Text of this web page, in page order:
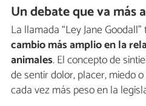
Un debate que va más
La llamada “Ley Jane
cambio más amplio en la
animales. El concepto de
de sentir dolor, placer, miedo
cada vez más peso en la